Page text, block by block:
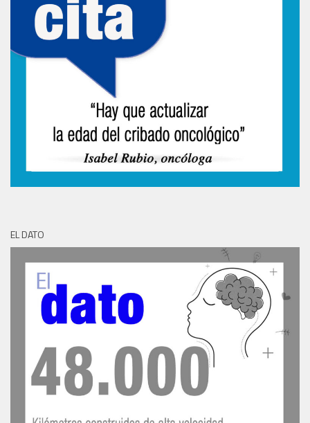
EL DATO